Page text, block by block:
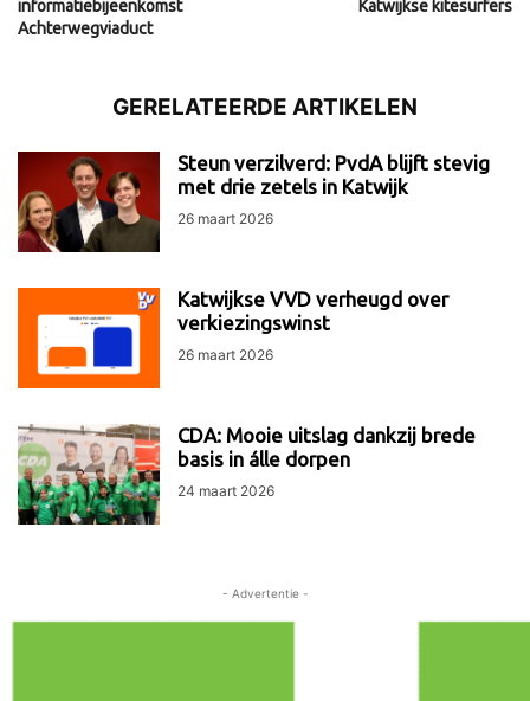
informatiebijeenkomst
Achterwegviaduct
Katwijkse kitesurfers
GERELATEERDE ARTIKELEN
Steun verzilverd: PvdA blijft stevig
met drie zetels in Katwijk
26 maart 2026
Katwijkse VVD verheugd over
verkiezingswinst
26 maart 2026
CDA: Mooie uitslag dankzij brede
basis in álle dorpen
24 maart 2026
- Advertentie -